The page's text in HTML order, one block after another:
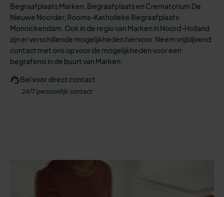
Begraafplaats Marken, Begraafplaats en Crematorium De
Nieuwe Noorder, Rooms-Katholieke Begraafplaats
Monnickendam. Ook in de regio van Marken in Noord-Holland
zijn er verschillende mogelijkheden hiervoor. Neem vrijblijvend
contact met ons op voor de mogelijkheden voor een
begrafenis in de buurt van Marken.
Bel voor direct contact
24/7 persoonlijk contact